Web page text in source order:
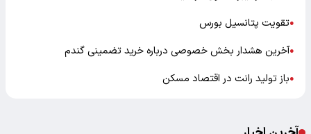
●تقویت پتانسیل بورس
●آخرین هشدار بخش خصوصی درباره خرید تضمینی گندم
●باز تولید رانت در اقتصاد مسکن